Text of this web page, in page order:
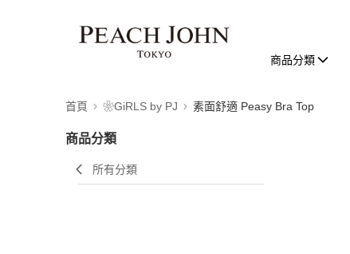
商品分類
首頁 ❀GiRLS by PJ 素面舒適 Peasy Bra Top
商品分類
所有分類